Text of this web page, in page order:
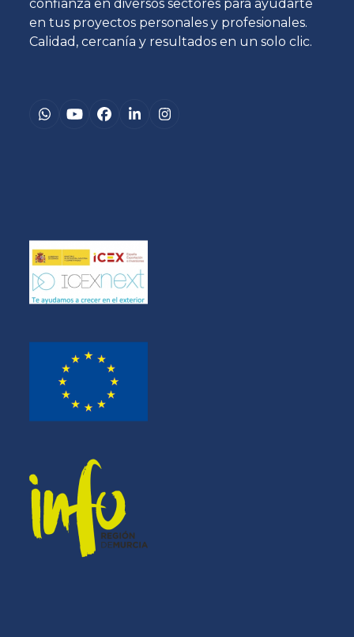
confianza en diversos sectores para ayudarte
en tus proyectos personales y profesionales.
Calidad, cercanía y resultados en un solo clic.
Whatsapp
YouTubeFacebook
LinkedInInstagram